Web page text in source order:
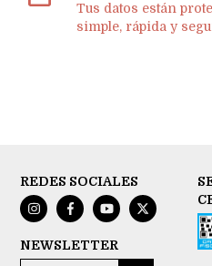
Tus datos están
simple, rápida y
REDES SOCIALES
NEWSLETTER